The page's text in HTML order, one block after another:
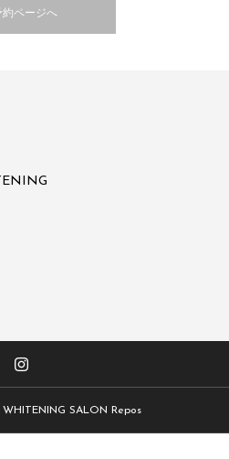
約ページへ
SALON Repos